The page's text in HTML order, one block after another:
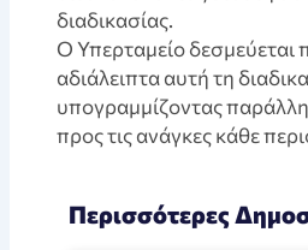
διαδικασίας.
O Υπερταμείο δεσμεύεται
αδιάλειπτα αυτή τη
υπογραμμίζοντας
προς τις ανάγκες κάθε
Περισσότερες